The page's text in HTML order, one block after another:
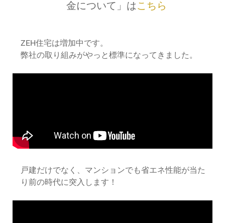
金について」はこちら
ZEH住宅は増加中です。
弊社の取り組みがやっと標準になってきました。
戸建だけでなく、マンションでも省エネ性能が当た
り前の時代に突入します！